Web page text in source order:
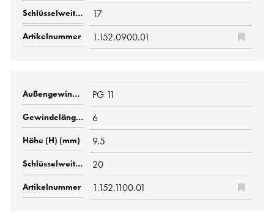
17
1.152.0900.01
PG 11
6
9.5
20
1.152.1100.01